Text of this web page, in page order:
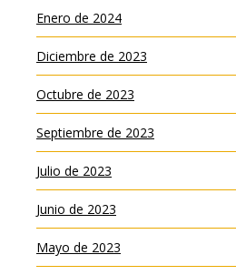
Enero de 2024
Diciembre de 2023
Octubre de 2023
Septiembre de 2023
Julio de 2023
Junio de 2023
Mayo de 2023